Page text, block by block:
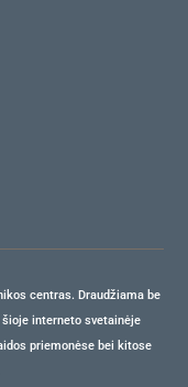
centras. Draudžiama be
interneto svetainėje
priemonėse bei kitose